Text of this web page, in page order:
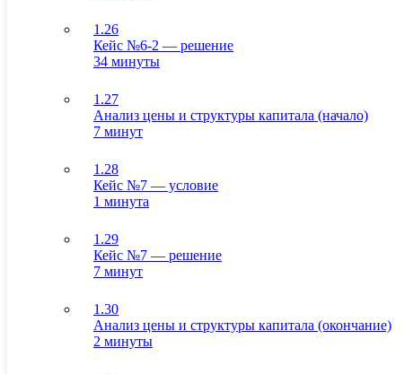
1.26
Кейс №6-2 — решение
34 минуты
1.27
Анализ цены и структуры капитала (начало)
7 минут
1.28
Кейс №7 — условие
1 минута
1.29
Кейс №7 — решение
7 минут
1.30
Анализ цены и структуры капитала (окончание)
2 минуты